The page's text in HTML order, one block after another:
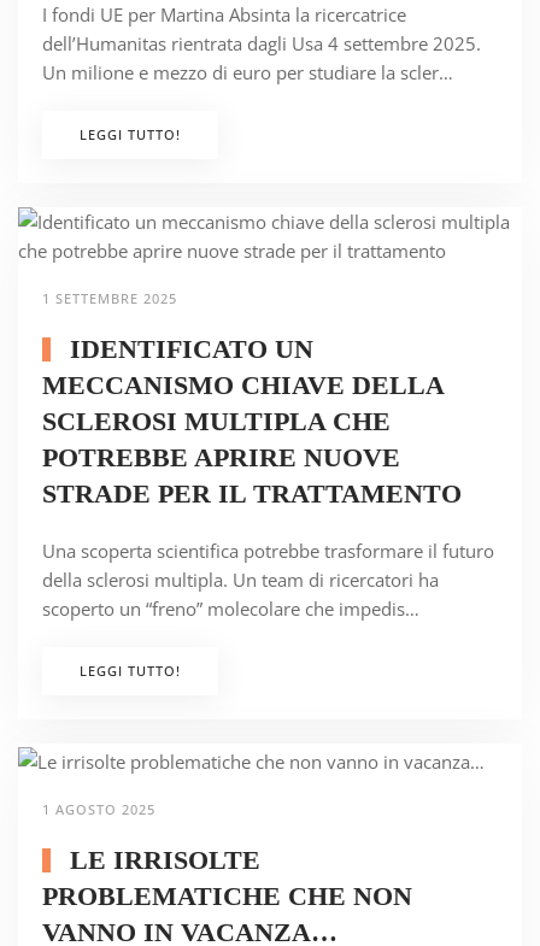
I fondi UE per Martina Absinta la ricercatrice
dell’Humanitas rientrata dagli Usa 4 settembre 2025.
Un milione e mezzo di euro per studiare la scler…
LEGGI TUTTO!
1 SETTEMBRE 2025
IDENTIFICATO UN
MECCANISMO CHIAVE DELLA
SCLEROSI MULTIPLA CHE
POTREBBE APRIRE NUOVE
STRADE PER IL TRATTAMENTO
Una scoperta scientifica potrebbe trasformare il futuro
della sclerosi multipla. Un team di ricercatori ha
scoperto un “freno” molecolare che impedis…
LEGGI TUTTO!
1 AGOSTO 2025
LE IRRISOLTE
PROBLEMATICHE CHE NON
VANNO IN VACANZA…